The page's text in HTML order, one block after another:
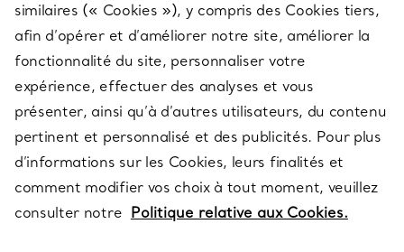
À PROPOS
QUESTIONS LÉGALES
SUIVEZ-NOUS
similaires (« Cookies »), y compris des Cookies tiers,
afin d’opérer et d’améliorer notre site, améliorer la
fonctionnalité du site, personnaliser votre
expérience, effectuer des analyses et vous
présenter, ainsi qu’à d’autres utilisateurs, du contenu
pertinent et personnalisé et des publicités. Pour plus
d’informations sur les Cookies, leurs finalités et
comment modifier vos choix à tout moment, veuillez
consulter notre Politique relative aux Cookies.